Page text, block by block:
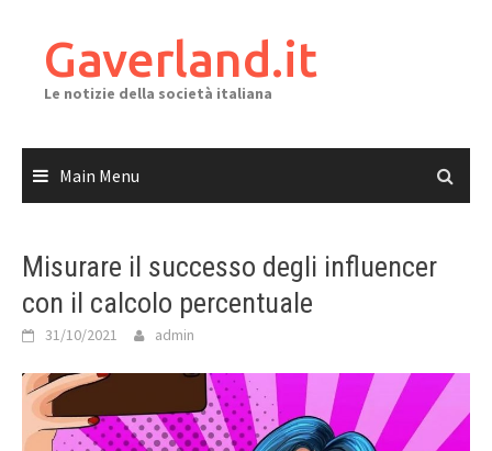
contentGaverland.it
Le notizie della società italiana
Main Menu
Misurare il successo degli influencer
con il calcolo percentuale
31/10/2021 admin